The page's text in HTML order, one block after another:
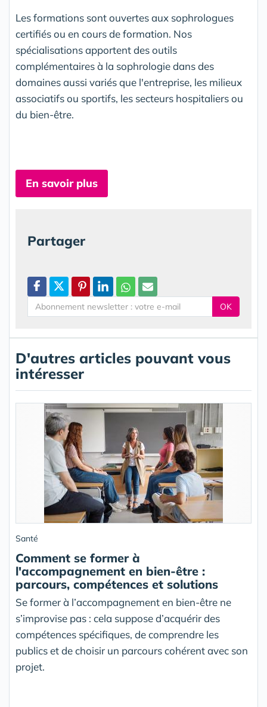
Les formations sont ouvertes aux sophrologues
certifiés ou en cours de formation. Nos
spécialisations apportent des outils
complémentaires à la sophrologie dans des
domaines aussi variés que l'entreprise, les milieux
associatifs ou sportifs, les secteurs hospitaliers ou
du bien-être.
En savoir plus
Partager
OK
D'autres articles pouvant vous
intéresser
Santé
Comment se former à
l'accompagnement en bien-être :
parcours, compétences et solutions
Se former à l’accompagnement en bien-être ne
s’improvise pas : cela suppose d’acquérir des
compétences spécifiques, de comprendre les
publics et de choisir un parcours cohérent avec son
projet.